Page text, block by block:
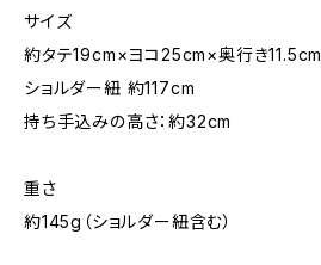
サイズ
約タテ19cm×ヨコ25cm×奥行き11.5cm
ショルダー紐 約117cm
持ち手込みの高さ：約32cm
重さ
約145g（ショルダー紐含む）